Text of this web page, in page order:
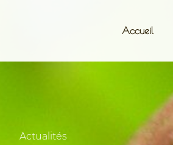
Accueil
Actualités